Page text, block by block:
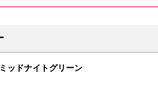
ッドナイトグリーン